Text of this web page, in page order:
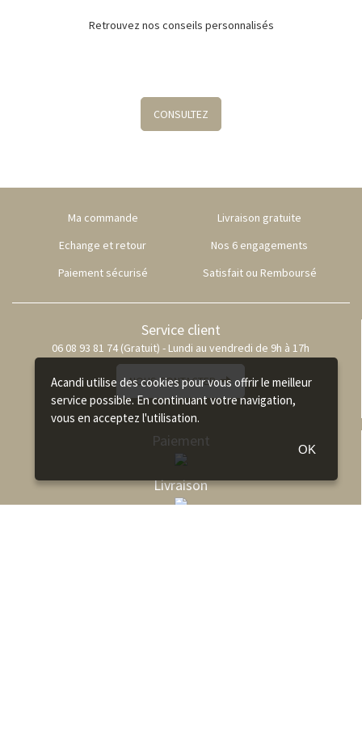
Retrouvez nos conseils personnalisés
CONSULTEZ
Ma commande
Livraison gratuite
Echange et retour
Nos 6 engagements
Paiement sécurisé
Satisfait ou Remboursé
Service client
06 08 93 81 74 (Gratuit) - Lundi au vendredi de 9h à 17h
NOUS CONTACTER
Paiement
Livraison
Acandi utilise des cookies pour vous offrir le meilleur
service possible. En continuant votre navigation,
vous en acceptez l'utilisation.
OK